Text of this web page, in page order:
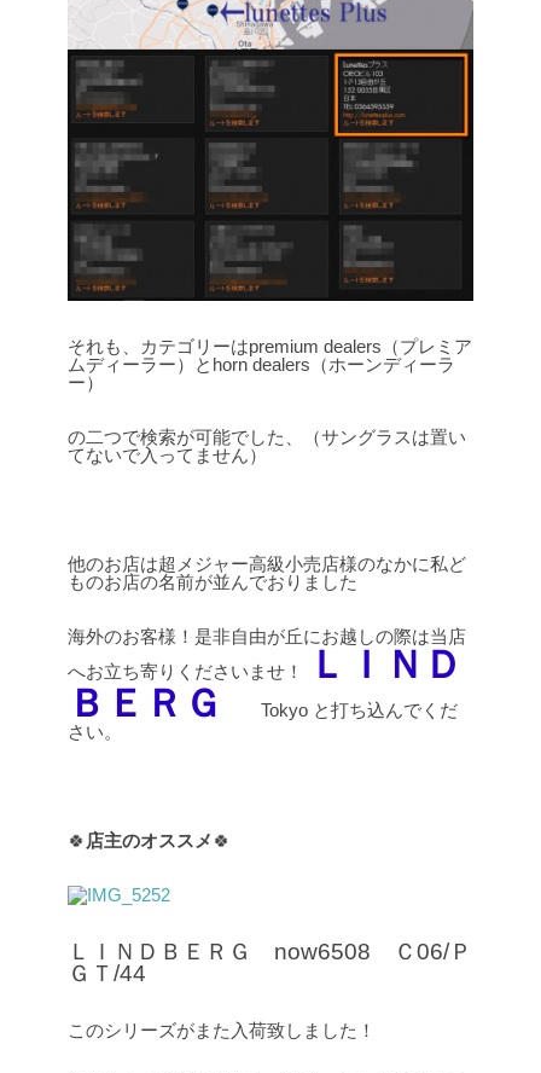
それも、カテゴリーはpremium dealers（プレミア
ムディーラー）とhorn dealers（ホーンディーラ
ー）
の二つで検索が可能でした、（サングラスは置い
てないで入ってません）
他のお店は超メジャー高級小売店様のなかに私ど
ものお店の名前が並んでおりました
海外のお客様！是非自由が丘にお越しの際は当店
へお立ち寄りくださいませ！
ＬＩＮＤ
ＢＥＲＧ
Tokyo と打ち込んでくだ
さい。
🍀 店主のオススメ 🍀
ＬＩＮＤＢＥＲＧ now6508 Ｃ06/Ｐ
ＧＴ/44
このシリーズがまた入荷致しました！